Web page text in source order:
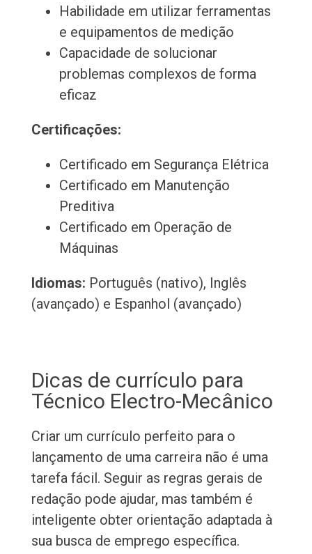
Habilidade em utilizar ferramentas
e equipamentos de medição
Capacidade de solucionar
problemas complexos de forma
eficaz
Certificações:
Certificado em Segurança Elétrica
Certificado em Manutenção
Preditiva
Certificado em Operação de
Máquinas
Idiomas: Português (nativo), Inglês
(avançado) e Espanhol (avançado)
Dicas de currículo para
Técnico Electro-Mecânico
Criar um currículo perfeito para o
lançamento de uma carreira não é uma
tarefa fácil. Seguir as regras gerais de
redação pode ajudar, mas também é
inteligente obter orientação adaptada à
sua busca de emprego específica.